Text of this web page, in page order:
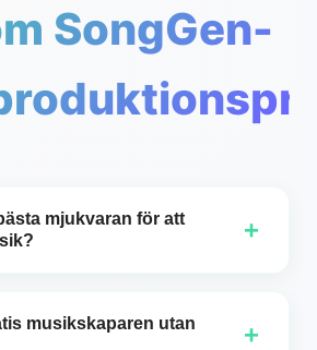
SongGen-
mjukvaran för att
+
din färdighetsnivå och
Om du letar efter verktyg i
musikskaparen utan
+